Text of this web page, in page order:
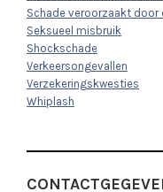
Schade veroorzaakt door
Seksueel misbruik
Shockschade
Verkeersongevallen
Verzekeringskwesties
Whiplash